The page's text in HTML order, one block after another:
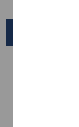
ΝΗΜΑ